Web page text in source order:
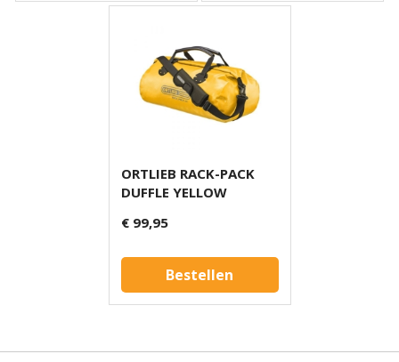
ORTLIEB RACK-PACK
DUFFLE YELLOW
€ 99,95
Bestellen